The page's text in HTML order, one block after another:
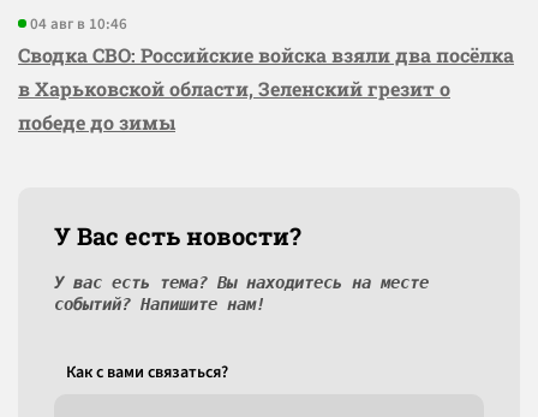
04 авг в 10:46
Сводка СВО: Российские войска взяли два посёлка
в Харьковской области, Зеленский грезит о
победе до зимы
У Вас есть новости?
У вас есть тема? Вы находитесь на месте
событий? Напишите нам!
Как c вами связаться?